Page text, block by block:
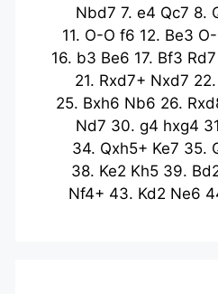
Nbd7 7. e4 Qc7 8.
11. O-O f6 12. Be3
16. b3 Be6 17. Bf3 Rd7
21. Rxd7+ Nxd7 22.
25. Bxh6 Nb6 26.
Nd7 30. g4 hxg4
34. Qxh5+ Ke7 35.
38. Ke2 Kh5 39.
Nf4+ 43. Kd2 Ne6